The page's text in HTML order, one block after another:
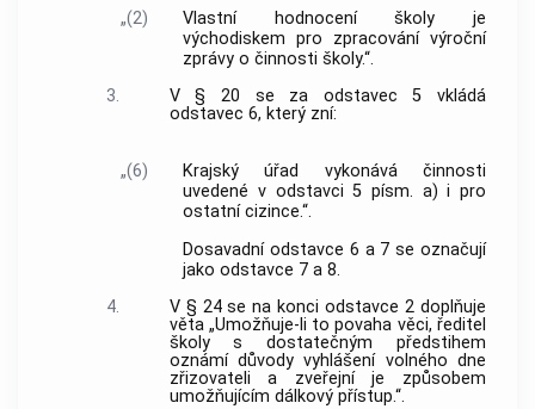
„(2)
Vlastní hodnocení školy je
východiskem pro zpracování výroční
zprávy o činnosti školy.“.
3.
V § 20 se za odstavec 5 vkládá
odstavec 6, který zní:
„(6)
Krajský úřad vykonává činnosti
uvedené v odstavci 5 písm. a) i pro
ostatní cizince.“.
Dosavadní odstavce 6 a 7 se označují
jako odstavce 7 a 8.
4.
V § 24 se na konci odstavce 2 doplňuje
věta „Umožňuje-li to povaha věci, ředitel
školy s dostatečným předstihem
oznámí důvody vyhlášení volného dne
zřizovateli a zveřejní je způsobem
umožňujícím dálkový přístup.“.